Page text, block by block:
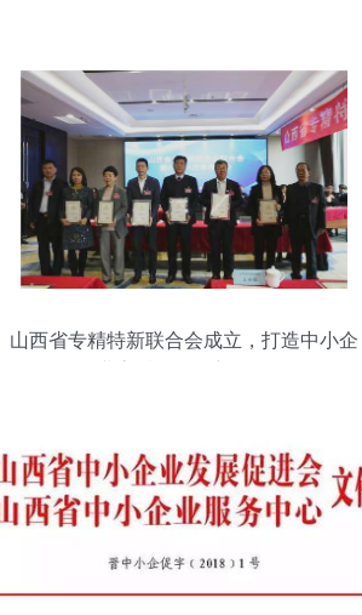
山西省专精特新联合会成立，打造中小企